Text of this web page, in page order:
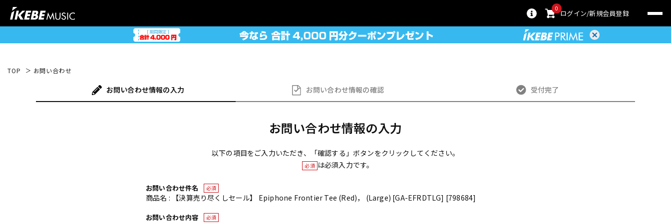
0
ログイン 新規会員登録
TOP お問い合わせ
お問い合わせ情報の入力 お問い合わせ情報の確認 受付完了
お問い合わせ情報の入力
以下の項目をご入力いただき、「確認する」ボタンをクリックしてください。
必須 は必須入力です。
お問い合わせ件名 必須
商品名 : 【決算売り尽くしセール】 Epiphone Frontier Tee (Red)， (Large) [GA-EFRDTLG] [798684]
お問い合わせ内容 必須